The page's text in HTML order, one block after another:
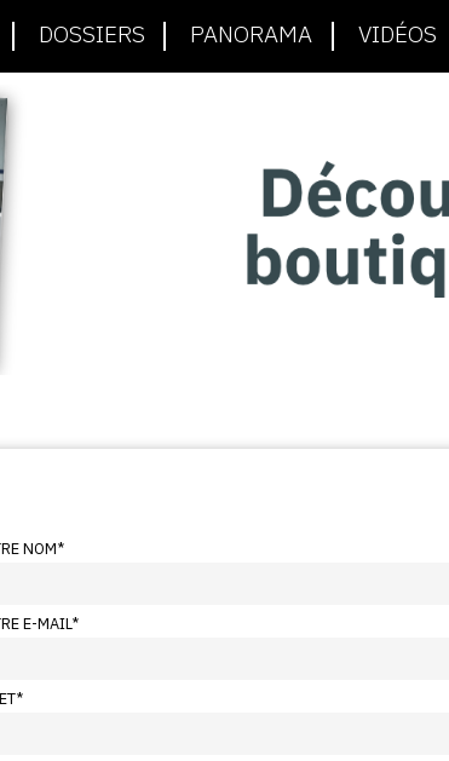
DOSSIERS PANORAMA VIDÉOS
NOM*
E-MAIL*
*